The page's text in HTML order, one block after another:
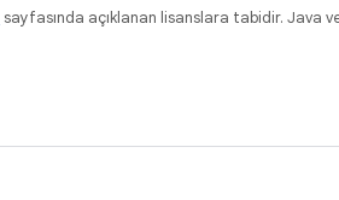
sayfasında açıklanan lisanslara tabidir. Java